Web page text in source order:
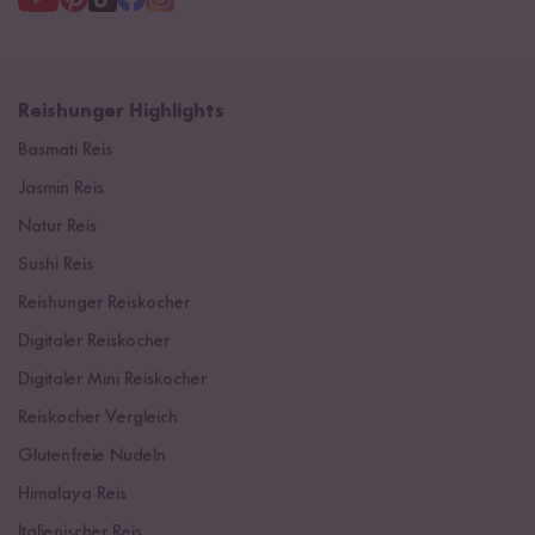
Reishunger Highlights
Basmati Reis
Jasmin Reis
Natur Reis
Sushi Reis
Reishunger Reiskocher
Digitaler Reiskocher
Digitaler Mini Reiskocher
Reiskocher Vergleich
Glutenfreie Nudeln
Himalaya Reis